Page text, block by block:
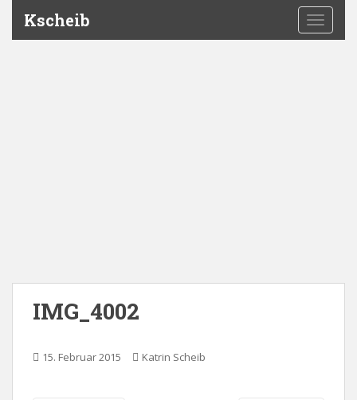
Kscheib
IMG_4002
15. Februar 2015 Katrin Scheib